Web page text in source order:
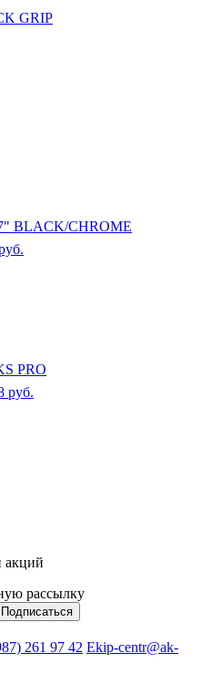
GRIP
BLACK/CHROME
PRO
руб.
акций
рассылку
Подписаться
261 97 42 Ekip-centr@ak-